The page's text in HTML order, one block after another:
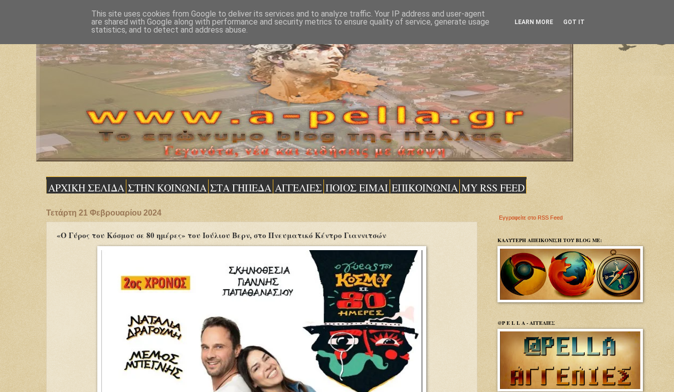
ΑΡΧΙΚΗ ΣΕΛΙΔΑ ΣΤΗΝ ΚΟΙΝΩΝΙΑ ΣΤΑ ΓΗΠΕΔΑ ΑΓΓΕΛΙΕΣ ΠΟΙΟΣ ΕΙΜΑΙ ΕΠΙΚΟΙΝΩΝΙΑ MY RSS FEED
Τετάρτη 21 Φεβρουαρίου 2024
«Ο Γύρος του Κόσμου σε 80 ημέρες» του Ιούλιου Βερν, στο Πνευματικό Κέντρο Γιαννιτσών
Εγγραφείτε στο RSS Feed
ΚΑΛΥΤΕΡΗ ΑΠΕΙΚΟΝΙΣΗ ΤΟΥ BLOG ΜΕ:
@P E L L A - ΑΓΓΕΛΙΕΣ
This site uses cookies from Google to deliver its services and to analyze traffic. Your IP address and user-agent
are shared with Google along with performance and security metrics to ensure quality of service, generate usage
statistics, and to detect and address abuse.
LEARN MORE GOT IT